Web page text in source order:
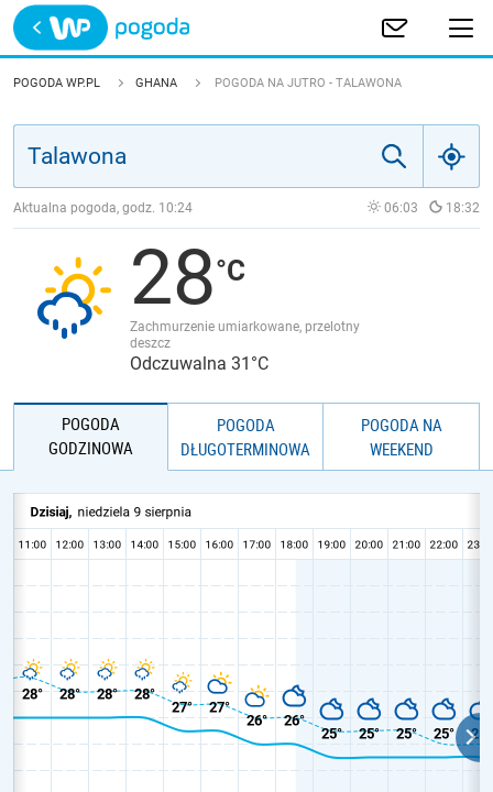
Trwa ładowanie
POLSKA
JAKOŚĆ POWIETRZA
POGODA WP.PL GHANA POGODA NA JUTRO - TALAWONA
Aktualna pogoda, godz. 10:24 06:03 18:32
28
Zachmurzenie umiarkowane, przelotny
deszcz
Odczuwalna 31°C
POGODA
GODZINOWA
POGODA
DŁUGOTERMINOWA
POGODA NA
WEEKEND